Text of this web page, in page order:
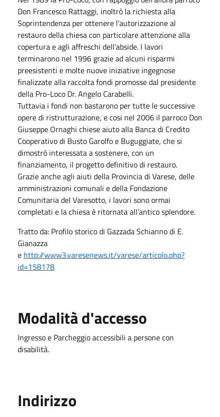
Don Francesco Rattaggi, inoltrò la richiesta alla
Soprintendenza per ottenere l’autorizzazione al
restauro della chiesa con particolare attenzione alla
copertura e agli affreschi dell’abside. I lavori
terminarono nel 1996 grazie ad alcuni risparmi
preesistenti e molte nuove iniziative ingegnose
finalizzate alla raccolta fondi promosse dal presidente
della Pro-Loco Dr. Angelo Carabelli.
Tuttavia i fondi non bastarono per tutte le successive
opere di ristrutturazione, e cosi nel 2006 il parroco Don
Giuseppe Ornaghi chiese aiuto alla Banca di Credito
Cooperativo di Busto Garolfo e Buguggiate, che si
dimostrò interessata a sostenere, con un
finanziamento, il progetto definitivo di restauro.
Grazie anche agli aiuti della Provincia di Varese, delle
amministrazioni comunali e della Fondazione
Comunitaria del Varesotto, i lavori sono ormai
completati e la chiesa è ritornata all’antico splendore.
Tratto da: Profilo storico di Gazzada Schianno di E.
Gianazza
e http://www3.varesenews.it/varese/articolo.php?
id=158178
Modalità d'accesso
Ingresso e Parcheggio accessibili a persone con
disabilità.
Indirizzo